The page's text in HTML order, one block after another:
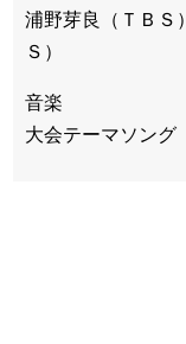
浦野芽良（ＴＢＳ
Ｓ）
音楽
大会テーマソン